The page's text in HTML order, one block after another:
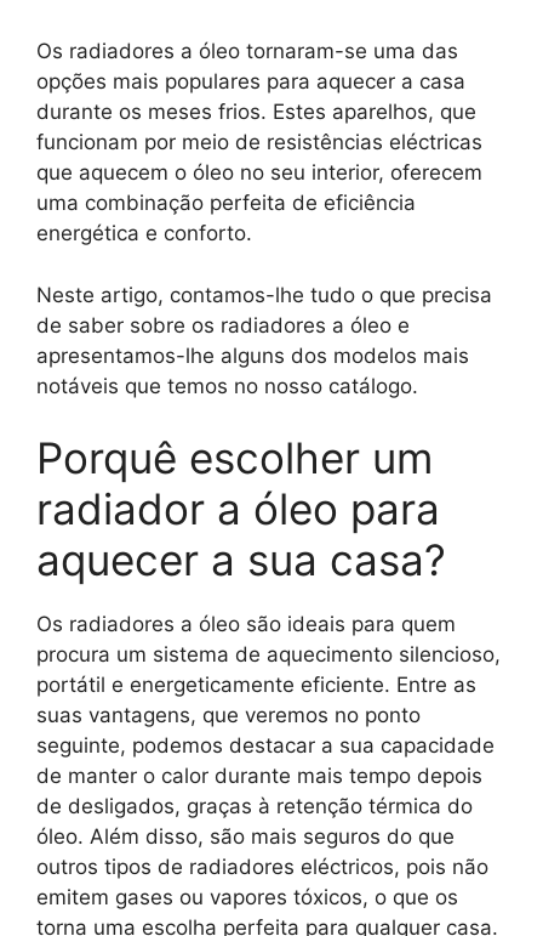
Os radiadores a óleo tornaram-se uma das
opções mais populares para aquecer a casa
durante os meses frios. Estes aparelhos, que
funcionam por meio de resistências eléctricas
que aquecem o óleo no seu interior, oferecem
uma combinação perfeita de eficiência
energética e conforto.
Neste artigo, contamos-lhe tudo o que precisa
de saber sobre os radiadores a óleo e
apresentamos-lhe alguns dos modelos mais
notáveis que temos no nosso catálogo.
Porquê escolher um
radiador a óleo para
aquecer a sua casa?
Os radiadores a óleo são ideais para quem
procura um sistema de aquecimento silencioso,
portátil e energeticamente eficiente. Entre as
suas vantagens, que veremos no ponto
seguinte, podemos destacar a sua capacidade
de manter o calor durante mais tempo depois
de desligados, graças à retenção térmica do
óleo. Além disso, são mais seguros do que
outros tipos de radiadores eléctricos, pois não
emitem gases ou vapores tóxicos, o que os
torna uma escolha perfeita para qualquer casa.